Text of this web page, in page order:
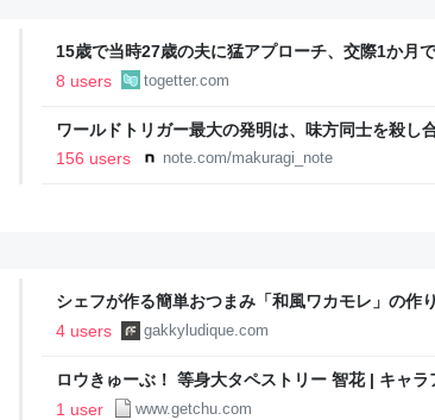
15歳で当時27歳の夫に猛アプローチ、交際1か月
になった女性と夫の話、正直笑えないし美談には
8 users togetter.com
ワールドトリガー最大の発明は、味方同士を殺し
156 users
note.com/makuragi_note
シェフが作る簡単おつまみ「和風ワカモレ」の
Gakky
4 users gakkyludique.com
ロウきゅーぶ！ 等身大タペストリー 智花 | キャラ
1 user
www.getchu.com